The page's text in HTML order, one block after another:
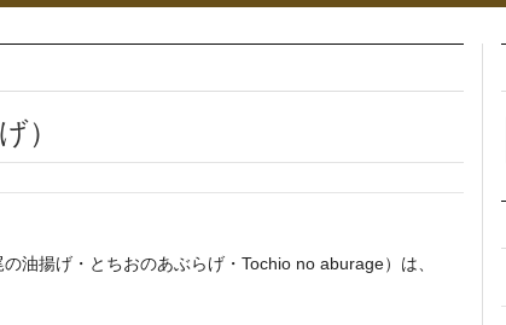
）
油揚げ・とちおのあぶらげ・Tochio no aburage）は、